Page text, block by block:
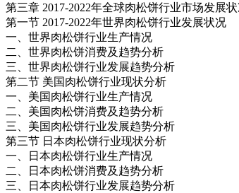
第三章 2017-2022年全球肉松饼行业市场发展
第一节 2017-2022年世界肉松饼行业发展状况
一、世界肉松饼行业生产情况
二、世界肉松饼消费及趋势分析
三、世界肉松饼行业发展趋势分析
第二节 美国肉松饼行业现状分析
一、美国肉松饼行业生产情况
二、美国肉松饼消费及趋势分析
三、美国肉松饼行业发展趋势分析
第三节 日本肉松饼行业现状分析
一、日本肉松饼行业生产情况
二、日本肉松饼消费及趋势分析
三、日本肉松饼行业发展趋势分析